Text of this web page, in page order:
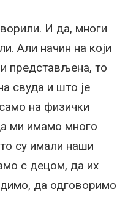
И да, многи
Али начин на који
представљена, то
свуда и што је
на физички
ми имамо много
су имали наши
с децом, да их
да одговоримо